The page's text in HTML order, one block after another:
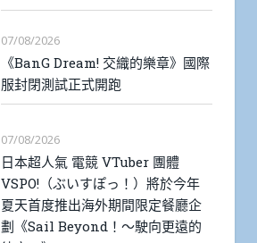
07/08/2026
《BanG Dream! 交織的樂章》國際
服封閉測試正式開跑
07/08/2026
日本超人氣 電競 VTuber 團體
VSPO!（ぶいすぽっ！）將於今年
夏天首度推出海外期間限定餐廳企
劃《Sail Beyond！～駛向更遠的